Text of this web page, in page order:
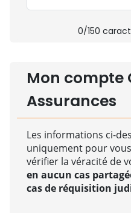
0/150
Mon compte
Assurances
Les informations ci-
uniquement pour
vérifier la véracité de
en aucun cas
cas de réquisition